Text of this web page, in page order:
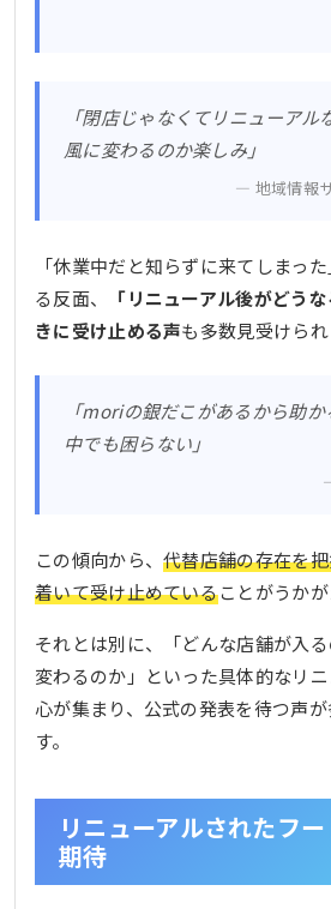
「閉店じゃなくてリニューア
風に変わるのか楽しみ」
地域情報
「休業中だと知らずに来てしまっ
る反面、
「リニューアル後がどう
きに受け止める声も多数見受けられ
「moriの銀だこがあるから助
中でも困らない」
この傾向から、代替店舗の存在を
着いて受け止めていることがうかが
それとは別に、「どんな店舗が入
変わるのか」といった具体的なリ
心が集まり、公式の発表を待つ声
す。
リニューアルされたフ
期待